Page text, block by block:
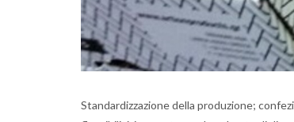
Standardizzazione della produzione;